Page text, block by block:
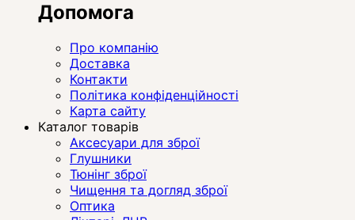
Допомога
Про компанію
Доставка
Контакти
Політика конфіденційності
Карта сайту
Каталог товарів
Аксесуари для зброї
Глушники
Тюнінг зброї
Чищення та догляд зброї
Оптика